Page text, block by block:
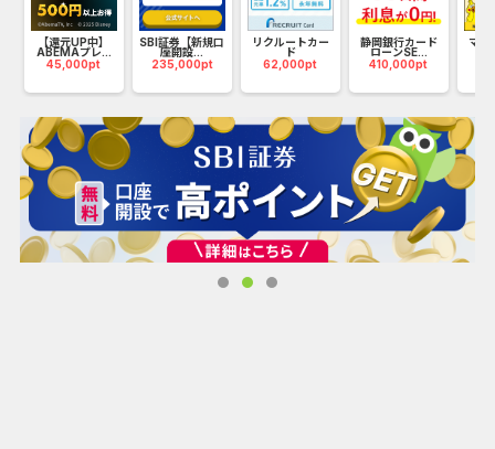
力」サービス
・応援したい発電所を選んで、寄付することができる
・環境配慮だけでなく、電気代の見直しや地域貢献も実現
〈こんな方にオススメ〉
・CO2排出削減に貢献したいなど、環境意識の高い個人・家
・毎月の電気代を見直したい方、電力コストを抑えたい方
・引っ越しを機に、エコで安心な電力プランを検討している
【還元UP中】
ABEMAプレ...
45,000pt
SBI証券【新規口
座開設...
235,000pt
リクルートカー
ド
62,000pt
静岡銀行カード
ローンSE...
410,000pt
マネ